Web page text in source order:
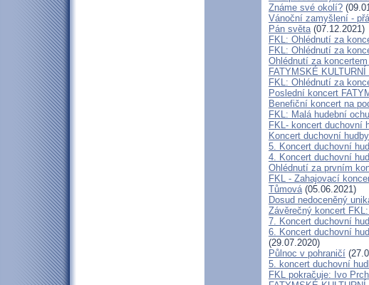
Známe své okolí?
Vánoční zamyšlení -
Pán světa(07.12.2021)
FKL: Ohlédnutí za
FKL: Ohlédnutí za
Ohlédnutí za
FATYMSKÉ
FKL: Ohlédnutí za
Poslední koncert
Benefiční koncert na
FKL: Malá hudební
FKL- koncert duchovní
Koncert duchovní
5. Koncert duchovní
4. Koncert duchovní
Ohlédnutí za prvním
FKL - Zahajovací
Tůmová(05.06.2021)
Dosud nedoceněný
Závěrečný koncert
7. Koncert duchovní
6. Koncert duchovní
(29.07.2020)
Půlnoc v pohraničí
5. koncert duchovní
FKL pokračuje: Ivo